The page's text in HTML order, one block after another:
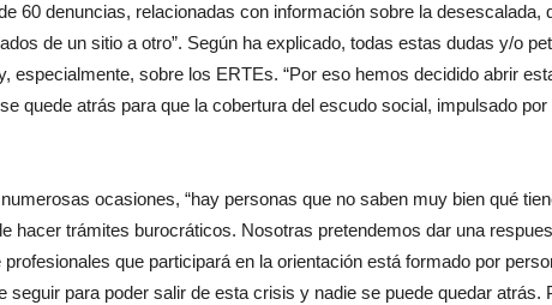
60 denuncias, relacionadas con información sobre la desescalada,
de un sitio a otro”. Según ha explicado, todas estas dudas y/o
especialmente, sobre los ERTEs. “Por eso hemos decidido abrir
quede atrás para que la cobertura del escudo social, impulsado
ocasiones, “hay personas que no saben muy bien qué
hacer trámites burocráticos. Nosotras pretendemos dar una
que participará en la orientación está formado por
para poder salir de esta crisis y nadie se puede quedar